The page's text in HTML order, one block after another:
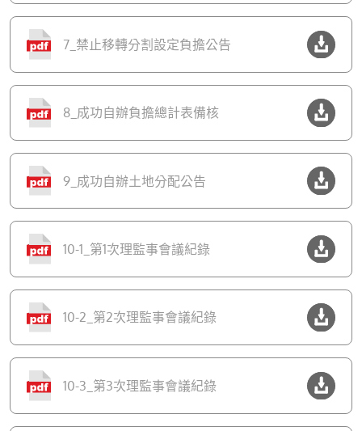
7_禁止移轉分割設定負擔公告
8_成功自辦負擔總計表備核
9_成功自辦土地分配公告
10-1_第1次理監事會議紀錄
10-2_第2次理監事會議紀錄
10-3_第3次理監事會議紀錄